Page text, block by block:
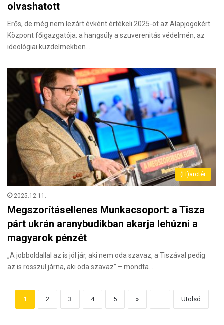
olvashatott
Erős, de még nem lezárt évként értékeli 2025-öt az Alapjogokért
Központ főigazgatója: a hangsúly a szuverenitás védelmén, az
ideológiai küzdelmekben…
(H)arctér
2025.12.11.
Megszorításellenes Munkacsoport: a Tisza
párt ukrán aranybudikban akarja lehúzni a
magyarok pénzét
„A jobboldallal az is jól jár, aki nem oda szavaz, a Tiszával pedig
az is rosszul járna, aki oda szavaz” – mondta…
1 2 3 4 5 » ... Utolsó